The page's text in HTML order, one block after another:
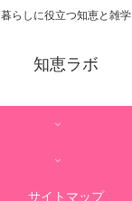
暮らしに役立つ知恵と雑学
知恵ラボ
サイトマップ